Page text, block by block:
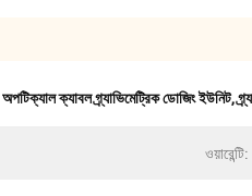
অপটিক্যাল ক্যাবল গ্র্যাভিমেট্রিক ডোজিং ইউনিট,
ওয়ারেন্টি: